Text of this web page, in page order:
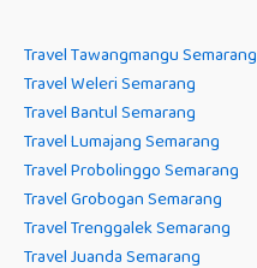
Travel Tawangmangu Semarang
Travel Weleri Semarang
Travel Bantul Semarang
Travel Lumajang Semarang
Travel Probolinggo Semarang
Travel Grobogan Semarang
Travel Trenggalek Semarang
Travel Juanda Semarang